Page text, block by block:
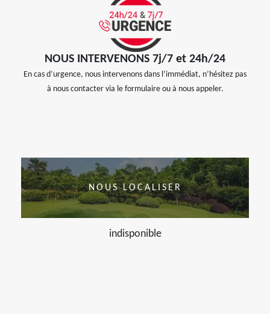
NOUS INTERVENONS 7j/7 et 24h/24
En cas d’urgence, nous intervenons dans l’immédiat, n’hésitez pas
à nous contacter via le formulaire ou à nous appeler.
NOUS LOCALISER
indisponible